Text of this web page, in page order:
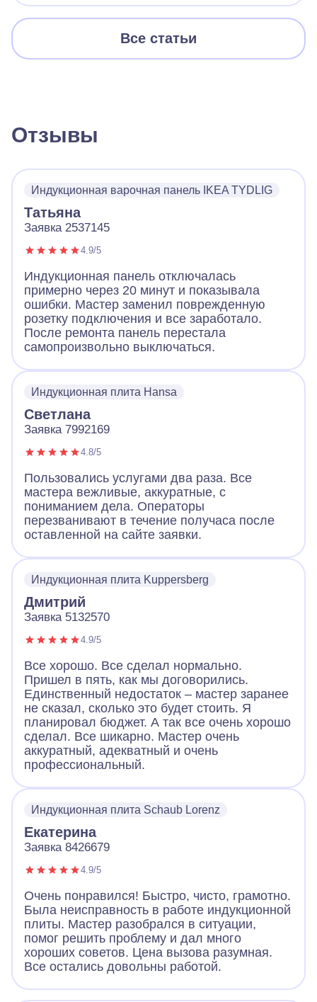
Все статьи
Отзывы
Индукционная варочная панель IKEA TYDLIG
Татьяна
Заявка 2537145
4.9/5
Индукционная панель отключалась
примерно через 20 минут и показывала
ошибки. Мастер заменил поврежденную
розетку подключения и все заработало.
После ремонта панель перестала
самопроизвольно выключаться.
Индукционная плита Hansa
Светлана
Заявка 7992169
4.8/5
Пользовались услугами два раза. Все
мастера вежливые, аккуратные, с
пониманием дела. Операторы
перезванивают в течение получаса после
оставленной на сайте заявки.
Индукционная плита Kuppersberg
Дмитрий
Заявка 5132570
4.9/5
Все хорошо. Все сделал нормально.
Пришел в пять, как мы договорились.
Единственный недостаток – мастер заранее
не сказал, сколько это будет стоить. Я
планировал бюджет. А так все очень хорошо
сделал. Все шикарно. Мастер очень
аккуратный, адекватный и очень
профессиональный.
Индукционная плита Schaub Lorenz
Екатерина
Заявка 8426679
4.9/5
Очень понравился! Быстро, чисто, грамотно.
Была неисправность в работе индукционной
плиты. Мастер разобрался в ситуации,
помог решить проблему и дал много
хороших советов. Цена вызова разумная.
Все остались довольны работой.